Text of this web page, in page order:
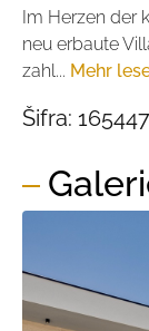
Im Herzen der
neu erbaute
zahl... Mehr
Šifra: 165447